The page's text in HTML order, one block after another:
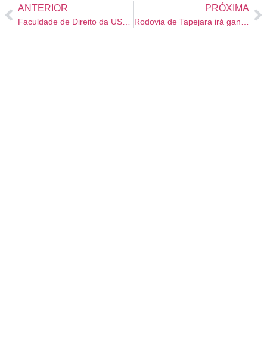
ANTERIOR
Faculdade de Direito da USP inicia inscrições para dois concursos
PRÓXIMA
Rodovia de Tapejara irá ganhar melhorias na contenção de erosão e drenagem